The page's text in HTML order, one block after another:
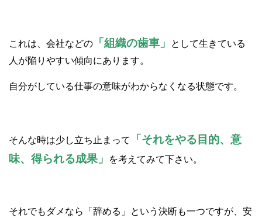
これは、会社などの 「組織の歯車」
として生きている
人が陥りやすい傾向にあります。
自分がしている仕事の意味がわからなくなる状態です。
そんな時は少し立ち止まって
「それをやる目的、意
味、得られる成果」
を考えてみて下さい。
それでもダメなら「辞める」という決断も一つですが、安